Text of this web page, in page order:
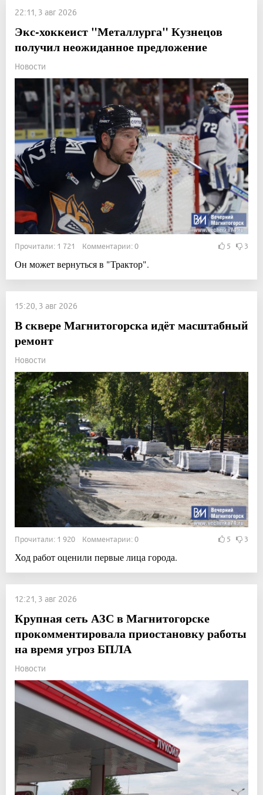
22:11, 3 авг 2026
Экс-хоккеист "Металлурга" Кузнецов
получил неожиданное предложение
Новости
Прочитали: 1 721 Комментарии: 0 5 3
Он может вернуться в "Трактор".
15:20, 3 авг 2026
В сквере Магнитогорска идёт масштабный
ремонт
Новости
Прочитали: 1 920 Комментарии: 0 5 3
Ход работ оценили первые лица города.
12:21, 3 авг 2026
Крупная сеть АЗС в Магнитогорске
прокомментировала приостановку работы
на время угроз БПЛА
Новости